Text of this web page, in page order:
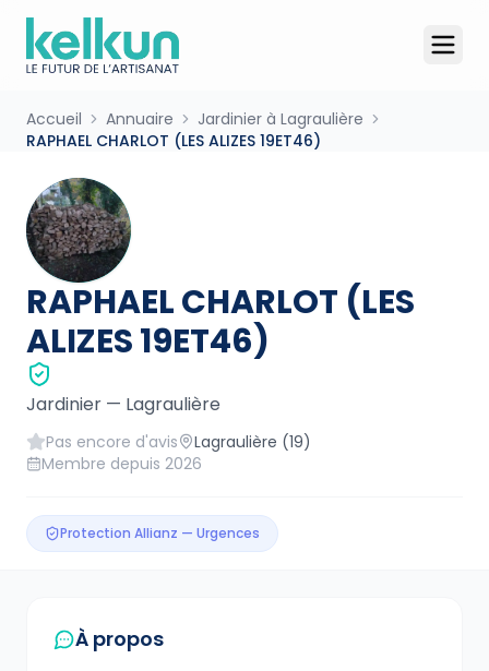
Accueil Annuaire
Jardinier à Lagraulière
RAPHAEL CHARLOT (LES ALIZES 19ET46)
RAPHAEL CHARLOT (LES
ALIZES 19ET46)
Jardinier — Lagraulière
Pas encore d'avis Lagraulière (19)
Membre depuis 2026
Protection Allianz — Urgences
À propos